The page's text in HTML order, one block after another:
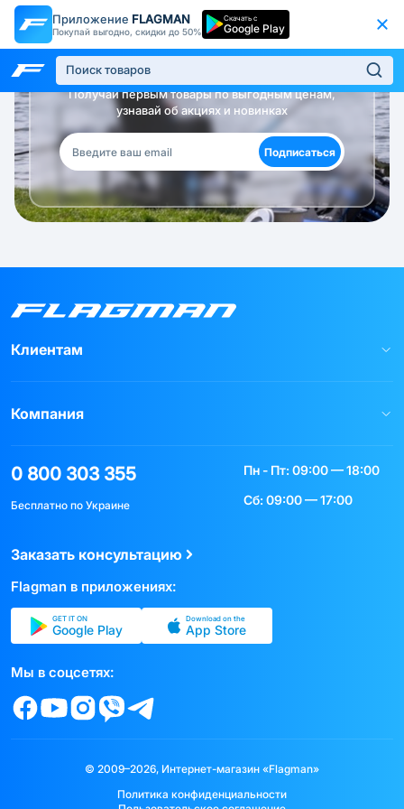
Приложение FLAGMAN
Покупай выгодно, скидки до 50%
Скачать с
Google Play
Будь в курсе!
Получай первым товары по выгодным ценам,
узнавай об акциях и новинках
Подписаться
Клиентам
Компания
0 800 303 355
Бесплатно по Украине
Пн - Пт: 09:00 — 18:00
Сб: 09:00 — 17:00
Заказать консультацию
Flagman в приложениях:
GET IT ON
Google Play
Download on the
App Store
Мы в соцсетях:
© 2009–2026, Интернет-магазин «Flagman»
Политика конфиденциальности